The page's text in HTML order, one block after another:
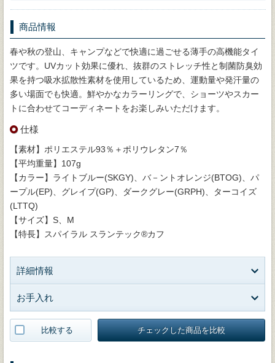
商品情報
春や秋の登山、キャンプなどで快適に過ごせる薄手の高機能タイ
ツです。UVカット効果に優れ、抜群のストレッチ性と制菌防臭効
果を持つ吸水拡散性素材を使用しているため、運動量や発汗量の
多い場面でも快適。鮮やかなカラーリングで、ショーツやスカー
トに合わせてコーディネートをお楽しみいただけます。
仕様
【素材】ポリエステル93％＋ポリウレタン7％
【平均重量】107g
【カラー】ライトブルー(SKGY)、バ－ントオレンジ(BTOG)、パ
ープル(EP)、グレイプ(GP)、ダークグレー(GRPH)、ターコイズ
(LTTQ)
【サイズ】S、M
【特長】スパイラル スランテック®カフ
詳細情報
お手入れ
比較する チェックした商品を比較